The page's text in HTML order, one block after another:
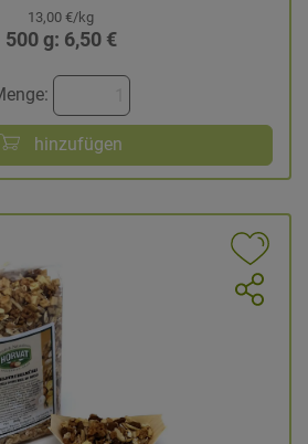
13,00 €/kg
500 g: 6,50 €
hinzufügen